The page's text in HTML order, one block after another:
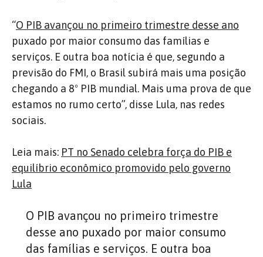
“O PIB avançou no primeiro trimestre desse ano
puxado por maior consumo das famílias e
serviços. E outra boa notícia é que, segundo a
previsão do FMI, o Brasil subirá mais uma posição
chegando a 8º PIB mundial. Mais uma prova de que
estamos no rumo certo”, disse Lula, nas redes
sociais.
Leia mais: PT no Senado celebra força do PIB e
equilíbrio econômico promovido pelo governo
Lula
O PIB avançou no primeiro trimestre
desse ano puxado por maior consumo
das famílias e serviços. E outra boa